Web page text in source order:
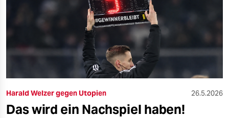
Harald Welzer gegen Utopien 26.5.2026
Das wird ein Nachspiel haben!